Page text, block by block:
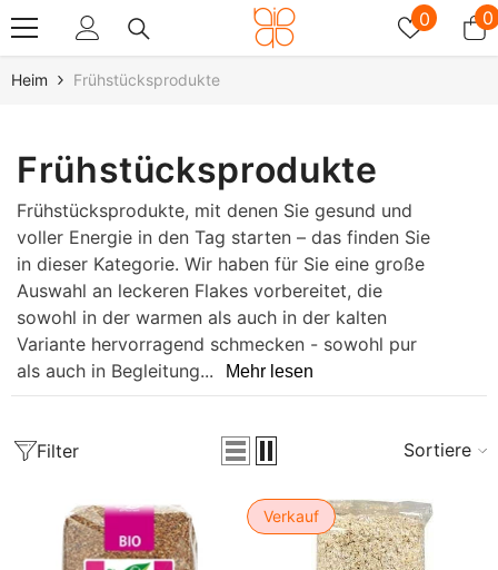
0 00
Heim Frühstücksprodukte
Frühstücksprodukte
Frühstücksprodukte, mit denen Sie gesund und
voller Energie in den Tag starten – das finden Sie
in dieser Kategorie. Wir haben für Sie eine große
Auswahl an leckeren Flakes vorbereitet, die
sowohl in der warmen als auch in der kalten
Variante hervorragend schmecken - sowohl pur
als auch in Begleitung...
Mehr lesen
Filter Sortieren
Verkauf